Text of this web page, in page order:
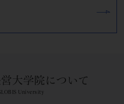
大学院について
University